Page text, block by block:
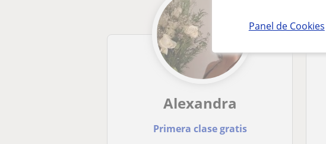
Panel de Cookies
Alexandra
Primera clase gratis